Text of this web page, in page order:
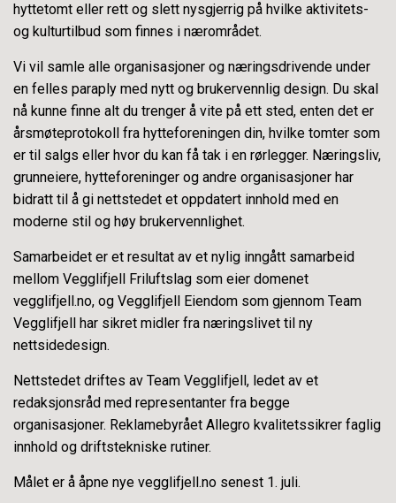
hyttetomt eller rett og slett nysgjerrig på hvilke aktivitets-
og kulturtilbud som finnes i nærområdet.
Vi vil samle alle organisasjoner og næringsdrivende under
en felles paraply med nytt og brukervennlig design. Du skal
nå kunne finne alt du trenger å vite på ett sted, enten det er
årsmøteprotokoll fra hytteforeningen din, hvilke tomter som
er til salgs eller hvor du kan få tak i en rørlegger. Næringsliv,
grunneiere, hytteforeninger og andre organisasjoner har
bidratt til å gi nettstedet et oppdatert innhold med en
moderne stil og høy brukervennlighet.
Samarbeidet er et resultat av et nylig inngått samarbeid
mellom Vegglifjell Friluftslag som eier domenet
vegglifjell.no, og Vegglifjell Eiendom som gjennom Team
Vegglifjell har sikret midler fra næringslivet til ny
nettsidedesign.
Nettstedet driftes av Team Vegglifjell, ledet av et
redaksjonsråd med representanter fra begge
organisasjoner. Reklamebyrået Allegro kvalitetssikrer faglig
innhold og driftstekniske rutiner.
Målet er å åpne nye vegglifjell.no senest 1. juli.